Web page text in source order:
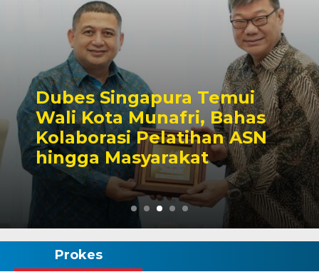
Dubes Singapura Temui
Wali Kota Munafri, Bahas
Kolaborasi Pelatihan ASN
hingga Masyarakat
Prokes